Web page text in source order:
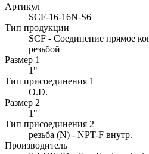
Артикул
SCF-16-16N-S6
Тип продукции
SCF - Соединение прямое
резьбой
Размер 1
1"
Тип присоединения 1
O.D.
Размер 2
1"
Тип присоединения 2
резьба (N) - NPT-F внутр.
Производитель